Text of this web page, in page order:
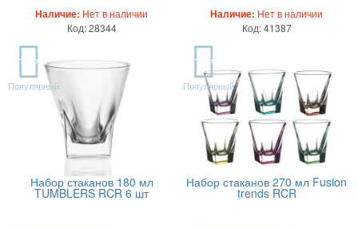
Наличие: Нет в наличии
Код: 28344
Наличие: Нет в наличии
Код: 41387
TOP
Популярный
Набор стаканов 180 мл
TUMBLERS RCR 6 шт
TOP
Популярный
Набор стаканов 270 мл Fusion
trends RCR